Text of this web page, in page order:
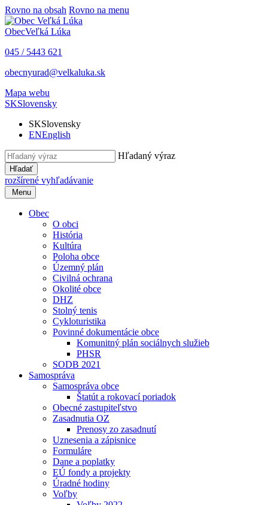
Rovno na obsah Rovno na menu
ObecVeľká Lúka
045 / 5443 621
obecnyurad@velkaluka.sk
Mapa webu
SKSlovensky
SKSlovensky
ENEnglish
Hľadaný výraz
Hľadať
rozšírené vyhľadávanie
Menu
Obec
O obci
História
Kultúra
Poloha obce
Územný plán
Civilná ochrana
Okolité obce
DHZ
Stolný tenis
Cykloturistika
Povinné dokumentácie obce
Komunitný plán sociálnych služieb
PHSR
SODB 2021
Samospráva
Samospráva obce
Štatút a rokovací poriadok
Obecné zastupiteľstvo
Zasadnutia OZ
Prenosy zo zasadnutí
Uznesenia a zápisnice
Formuláre
Dane a poplatky
EÚ fondy a projekty
Úradné hodiny
Voľby